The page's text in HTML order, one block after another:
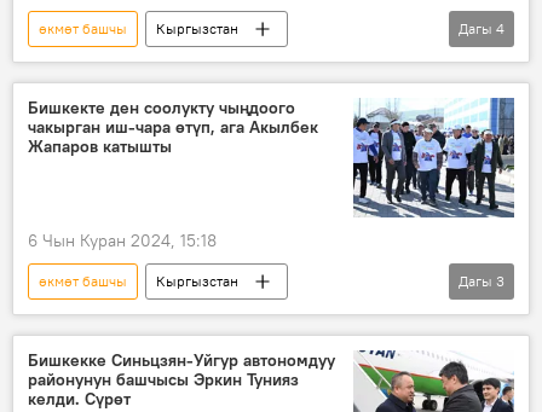
өкмөт башчы
Кыргызстан
Акылбек Түмөнбаев
Апас Жумагулов
Дагы 4
Бишкекте ден соолукту чыңдоого
чакырган иш-чара өтүп, ага Акылбек
Жапаров катышты
6 Чын Куран 2024, 15:18
өкмөт башчы
Кыргызстан
Акылбек Жапаров
ден соолук
Спорт
Дагы 3
Бишкекке Синьцзян-Уйгур автономдуу
районунун башчысы Эркин Тунияз
келди. Сүрөт